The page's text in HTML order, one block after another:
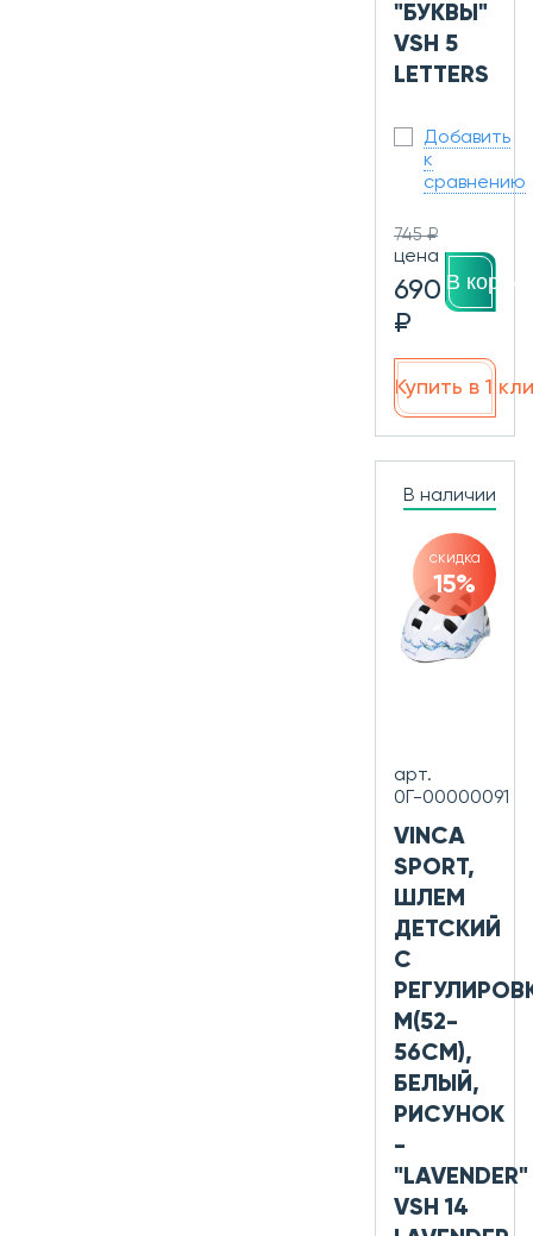
"БУКВЫ"
VSH 5
LETTERS
Добавить
к
сравнению
745 ₽
цена
690
₽
В
Купить в 1
В наличии
скидка
15%
арт.
0Г-00000091
VINCA
SPORT,
ШЛЕМ
ДЕТСКИЙ
С
M(52-
56СМ),
БЕЛЫЙ,
РИСУНОК
-
"LAVENDER"
VSH 14